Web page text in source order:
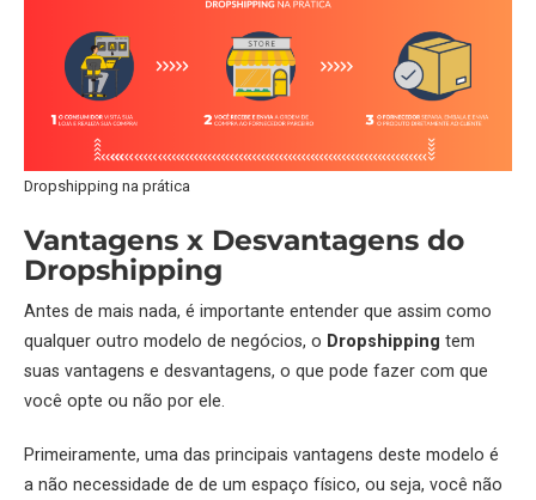
Dropshipping na prática
Vantagens x Desvantagens do
Dropshipping
Antes de mais nada, é importante entender que assim como
qualquer outro modelo de negócios, o Dropshipping tem
suas vantagens e desvantagens, o que pode fazer com que
você opte ou não por ele.
Primeiramente, uma das principais vantagens deste modelo é
a não necessidade de de um espaço físico, ou seja, você não